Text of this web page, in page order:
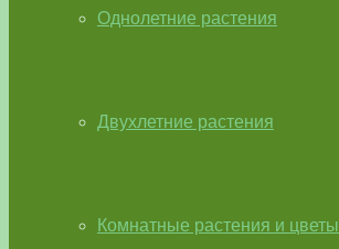
Однолетние растения
Двухлетние растения
Комнатные растения и цветы